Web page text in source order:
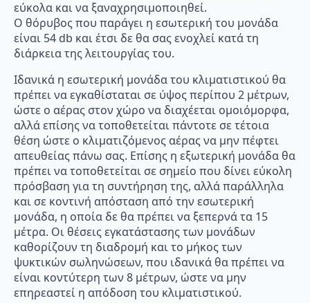
εύκολα και να ξαναχρησιμοποιηθεί.
Ο θόρυβος που παράγει η εσωτερική του μονάδα
είναι 54 db και έτσι δε θα σας ενοχλεί κατά τη
διάρκεια της λειτουργίας του.
Ιδανικά η εσωτερική μονάδα του κλιματιστικού θα
πρέπει να εγκαθίσταται σε ύψος περίπου 2 μέτρων,
ώστε ο αέρας στον χώρο να διαχέεται ομοιόμορφα,
αλλά επίσης να τοποθετείται πάντοτε σε τέτοια
θέση ώστε ο κλιματιζόμενος αέρας να μην πέφτει
απευθείας πάνω σας. Επίσης η εξωτερική μονάδα θα
πρέπει να τοποθετείται σε σημείο που δίνει εύκολη
πρόσβαση για τη συντήρηση της, αλλά παράλληλα
και σε κοντινή απόσταση από την εσωτερική
μονάδα, η οποία δε θα πρέπει να ξεπερνά τα 15
μέτρα. Οι θέσεις εγκατάστασης των μονάδων
καθορίζουν τη διαδρομή και το μήκος των
ψυκτικών σωληνώσεων, που ιδανικά θα πρέπει να
είναι κοντύτερη των 8 μέτρων, ώστε να μην
επηρεαστεί η απόδοση του κλιματιστικού.